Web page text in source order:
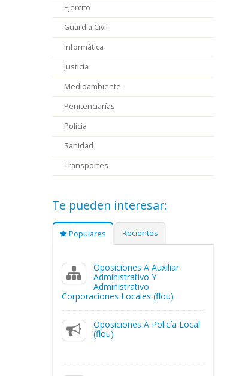
Ejercito
Guardia Civil
Informática
Justicia
Medioambiente
Penitenciarías
Policía
Sanidad
Transportes
Te pueden interesar:
Populares Recientes
Oposiciones A Auxiliar
Administrativo Y
Administrativo
Corporaciones Locales (flou)
Oposiciones A Policía Local
(flou)